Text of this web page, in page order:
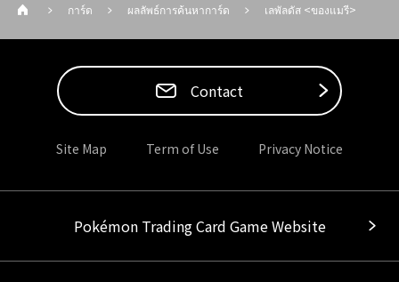
การ์ด ผลลัพธ์การค้นหาการ์ด เลพัลดัส <ของแมรี>
Contact
Site Map Term of Use Privacy Notice
Pokémon Trading Card Game Website